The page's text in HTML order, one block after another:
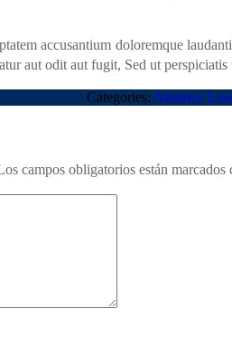
accusantium doloremque
aut odit aut fugit, Sed ut
Categories: Attorney Law
campos obligatorios están marcados